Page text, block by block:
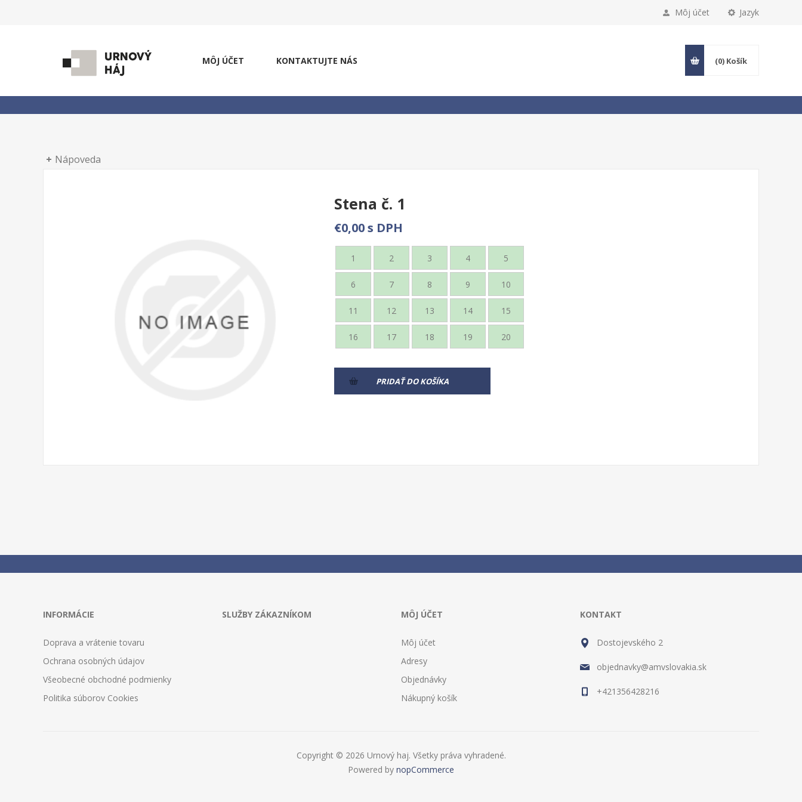
Jazyk
Môj účet
MÔJ ÚČET KONTAKTUJTE NÁS (0) Košík
Nápoveda
Stena č. 1
€0,00 s DPH
1 2 3 4 5
6 7 8 9 10
11 12 13 14 15
16 17 18 19 20
PRIDAŤ DO KOŠÍKA
INFORMÁCIE
Doprava a vrátenie tovaru
Ochrana osobných údajov
Všeobecné obchodné podmienky
Politika súborov Cookies
SLUŽBY ZÁKAZNÍKOM MÔJ ÚČET
Môj účet
Adresy
Objednávky
Nákupný košík
KONTAKT
Dostojevského 2
objednavky@amvslovakia.sk
+421356428216
Copyright © 2026 Urnový haj. Všetky práva vyhradené.
Powered by nopCommerce